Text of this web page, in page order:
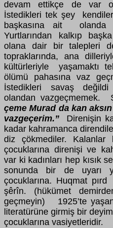
devam ettikçe de var
İstedikleri tek şey
başkasına ait olanda
Yurtlarından kalkıp
olana dair bir talepleri
topraklarında, ana
kültürleriyle yaşamaktı
ölümü pahasına vaz
İstedikleri savaş
olandan vazgeçmemek.
çeme Murad da kan
vazgeçerim.” Direnişin
kadar kahramanca
diz çökmediler.
çocuklarına direnişi ve
var ki kadınları hep kısık
sonunda bir de uyarı
çocuklarına. Huqmat
şêrîn. (hükümet
geçmeyin) 1925’te
literatürüne girmiş bir
çocuklarına vasiyetleridir.